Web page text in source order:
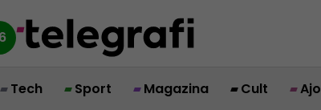
Tech Sport Magazina Cult Ajo